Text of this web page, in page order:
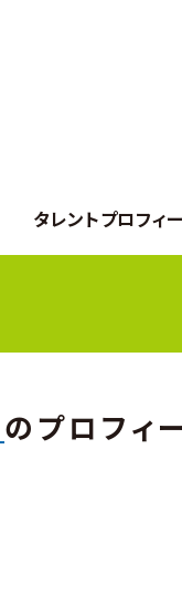
タレントプロフィ
のプロフィ